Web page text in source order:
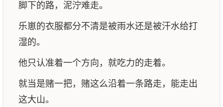
脚下的路，泥泞难走。
乐崽的衣服都分不清是被雨水还是被汗水给打
湿的。
他只认准着一个方向，就吃力的走着。
就当是赌一把，赌这么沿着一条路走，能走出
这大山。